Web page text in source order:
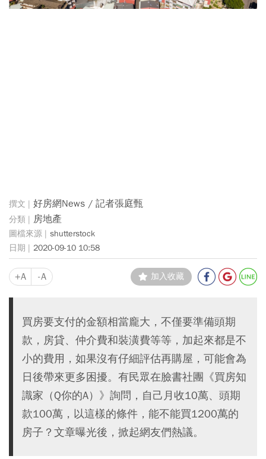
好房網News / 記者張庭甄
房地產
shutterstock
2020-09-10 10:58
+A -A 加入收藏
買房要支付的金額相當龐大，不僅要準備頭期
款，房貸、仲介費和裝潢費等等，加起來都是不
小的費用，如果沒有仔細評估再購屋，可能會為
日後帶來更多困擾。有民眾在臉書社團《買房知
識家（Q你的A）》詢問，自己月收10萬、頭期
款100萬，以這樣的條件，能不能買1200萬的
房子？文章曝光後，掀起網友們熱議。